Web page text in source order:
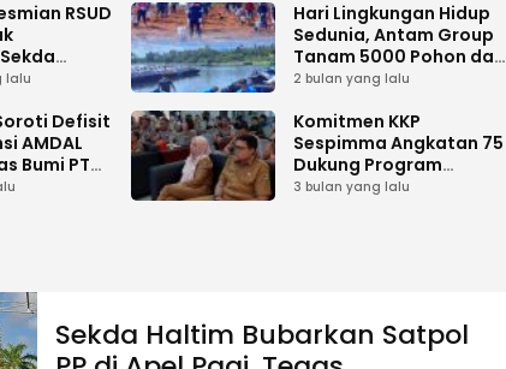
RSUD
lalu
Hari Lingkungan Hidup
Sedunia, Antam Group
Tanam 5000 Pohon dan
Aksi Bersih di Sofifi
2 bulan yang lalu
Defisit
AMDAL
Bumi PT
di
Komitmen KKP
Sespimma Angkatan 75
Dukung Program
Prioritas Swasembada
3 bulan yang lalu
Sekda Haltim Bubarkan Satpol